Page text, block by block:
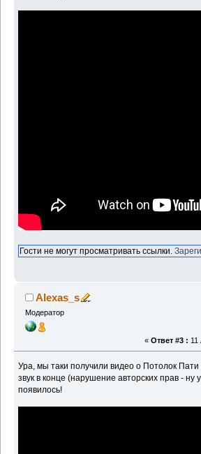
Гости не могут просматривать ссылки.
Alexas_s
Модератор
« Ответ #3 : 11
Ура, мы таки получили видео о Потолок
звук в конце (нарушение авторских прав - ну
появилось!